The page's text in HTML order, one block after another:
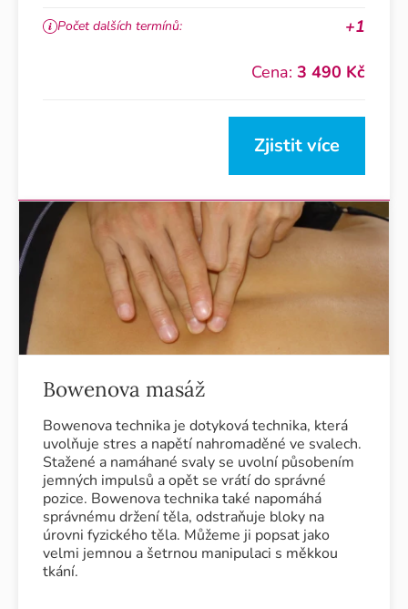
Počet dalších termínů: +1
Cena: 3 490 Kč
Zjistit více
Bowenova masáž
Bowenova technika je dotyková technika, která
uvolňuje stres a napětí nahromaděné ve svalech.
Stažené a namáhané svaly se uvolní působením
jemných impulsů a opět se vrátí do správné
pozice. Bowenova technika také napomáhá
správnému držení těla, odstraňuje bloky na
úrovni fyzického těla. Můžeme ji popsat jako
velmi jemnou a šetrnou manipulaci s měkkou
tkání.